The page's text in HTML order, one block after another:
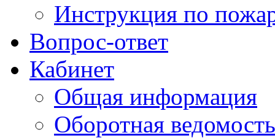
Инструкция по
Вопрос-ответ
Кабинет
Общая информация
Оборотная ведомость